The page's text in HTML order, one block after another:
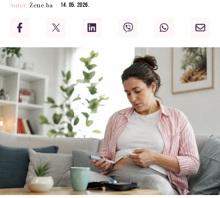
Autor:Žene.ba 14. 05. 2026.